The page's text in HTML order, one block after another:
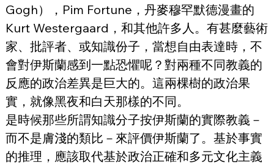
Gogh），Pim Fortune，丹麥穆罕默德漫畫的
Kurt Westergaard，和其他許多人。有甚麼藝術
家、批評者、或知識份子，當想自由表達時，不
會對伊斯蘭感到一點恐懼呢？對兩種不同教義的
反應的政治差異是巨大的。這兩棵樹的政治果
實，就像黑夜和白天那樣的不同。
是時候那些所謂知識分子按伊斯蘭的實際教義－
而不是膚淺的類比－來評價伊斯蘭了。基於事實
的推理，應該取代基於政治正確和多元文化主義